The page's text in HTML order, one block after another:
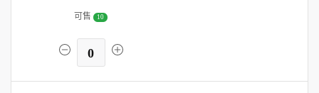
可售 10
0